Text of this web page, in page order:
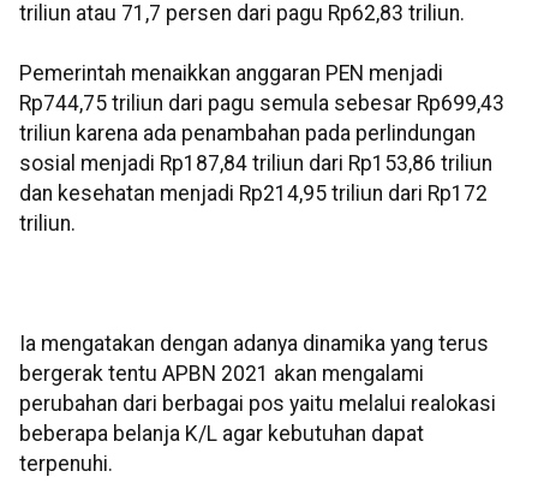
triliun atau 71,7 persen dari pagu Rp62,83 triliun.
Pemerintah menaikkan anggaran PEN menjadi
Rp744,75 triliun dari pagu semula sebesar Rp699,43
triliun karena ada penambahan pada perlindungan
sosial menjadi Rp187,84 triliun dari Rp153,86 triliun
dan kesehatan menjadi Rp214,95 triliun dari Rp172
triliun.
Ia mengatakan dengan adanya dinamika yang terus
bergerak tentu APBN 2021 akan mengalami
perubahan dari berbagai pos yaitu melalui realokasi
beberapa belanja K/L agar kebutuhan dapat
terpenuhi.